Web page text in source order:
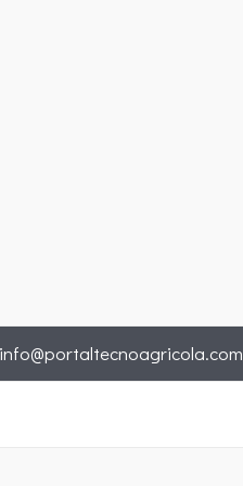
info@portaltecnoagricola.com